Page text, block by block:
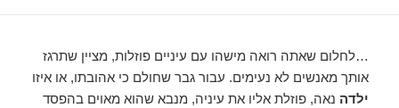
…לחלום שאתה רואה מישהו עם עיניים פוזלות, מציין שתרגז
אותך מאנשים לא נעימים. עבור גבר שחולם כי אהובתו, או איזו
ילדה נאה, פוזלת אליו את עיניה, מנבא שהוא מאוים בהפסד